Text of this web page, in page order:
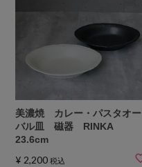
美濃焼 カレー・パスタオー
バル皿 磁器 RINKA
23.6cm
¥ 2,200 税込